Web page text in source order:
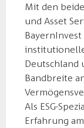
Mit den
und Asset
Deutschland
Bandbreite
Als ESG-
Erfahrung